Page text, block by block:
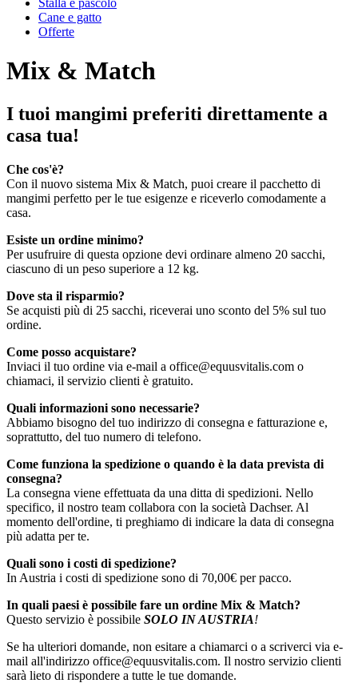
Stalla e pascolo
Cane e gatto
Offerte
Mix & Match
I tuoi mangimi preferiti direttamente a
casa tua!
Che cos'è?
Con il nuovo sistema Mix & Match, puoi creare il pacchetto di
mangimi perfetto per le tue esigenze e riceverlo comodamente a
casa.
Esiste un ordine minimo?
Per usufruire di questa opzione devi ordinare almeno 20 sacchi,
ciascuno di un peso superiore a 12 kg.
Dove sta il risparmio?
Se acquisti più di 25 sacchi, riceverai uno sconto del 5% sul tuo
ordine.
Come posso acquistare?
Inviaci il tuo ordine via e-mail a office@equusvitalis.com o
chiamaci, il servizio clienti è gratuito.
Quali informazioni sono necessarie?
Abbiamo bisogno del tuo indirizzo di consegna e fatturazione e,
soprattutto, del tuo numero di telefono.
Come funziona la spedizione o quando è la data prevista di
consegna?
La consegna viene effettuata da una ditta di spedizioni. Nello
specifico, il nostro team collabora con la società Dachser. Al
momento dell'ordine, ti preghiamo di indicare la data di consegna
più adatta per te.
Quali sono i costi di spedizione?
In Austria i costi di spedizione sono di 70,00€ per pacco.
In quali paesi è possibile fare un ordine Mix & Match?
Questo servizio è possibile SOLO IN AUSTRIA!
Se ha ulteriori domande, non esitare a chiamarci o a scriverci via e-
mail all'indirizzo office@equusvitalis.com. Il nostro servizio clienti
sarà lieto di rispondere a tutte le tue domande.